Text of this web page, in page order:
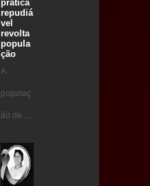
prática
repudiá
vel
revolta
popula
ção
A
populaç
ão de ...